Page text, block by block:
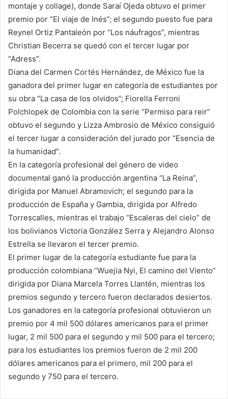
montaje y collage), donde Saraí Ojeda obtuvo el primer
premio por “El viaje de Inés”; el segundo puesto fue para
Reynel Ortiz Pantaleón por “Los náufragos”, mientras
Christian Becerra se quedó con el tercer lugar por
“Adress”.
Diana del Carmen Cortés Hernández, de México fue la
ganadora del primer lugar en categoría de estudiantes por
su obra “La casa de los olvidos”; Fiorella Ferroni
Polchlopek de Colombia con la serie “Permiso para reir”
obtuvo el segundo y Lizza Ambrosio de México consiguió
el tercer lugar a consideración del jurado por “Esencia de
la humanidad”.
En la categoría profesional del género de video
documental ganó la producción argentina “La Reina”,
dirigida por Manuel Abramovich; el segundo para la
producción de España y Gambia, dirigida por Alfredo
Torrescalles, mientras el trabajo “Escaleras del cielo” de
los bolivianos Victoria González Serra y Alejandro Alonso
Estrella se llevaron el tercer premio.
El primer lugar de la categoría estudiante fue para la
producción colombiana “Wuejia Nyi, El camino del Viento”
dirigida por Diana Marcela Torres Llantén, mientras los
premios segundo y tercero fueron declarados desiertos.
Los ganadores en la categoría profesional obtuvieron un
premio por 4 mil 500 dólares americanos para el primer
lugar, 2 mil 500 para el segundo y mil 500 para el tercero;
para los estudiantes los premios fueron de 2 mil 200
dólares americanos para el primero, mil 200 para el
segundo y 750 para el tercero.